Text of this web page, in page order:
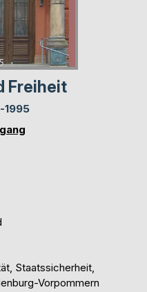
Freiheit
1995
Staatssicherheit,
Vorpommern